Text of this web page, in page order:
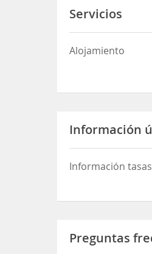
Servicios
Alojamiento
Información
Información tasas
Preguntas